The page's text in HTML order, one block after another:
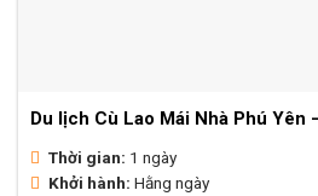
Du lịch Cù Lao Mái Nhà Phú Yên
Thời gian: 1 ngày
Khởi hành: Hằng ngày